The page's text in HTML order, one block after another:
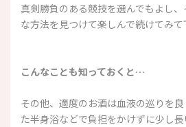
真剣勝負のある競技を選んでもよし
な方法を見つけて楽しんで続けてみて
こんなことも知っておくと…
その他、適度のお酒は血液の巡りを
た半身浴などで負担をかけずに少し